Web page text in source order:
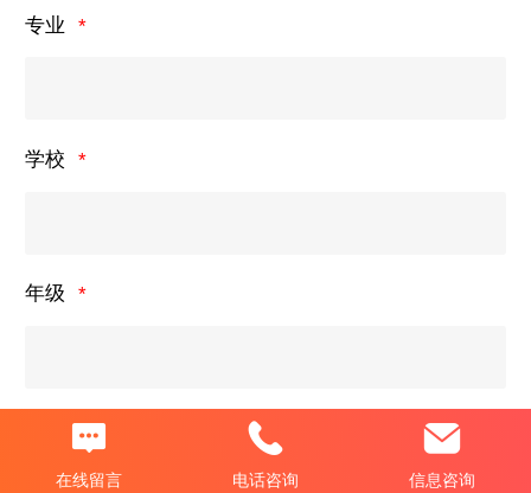
专业
学校
年级
期望职位
在线留言 电话咨询 信息咨询